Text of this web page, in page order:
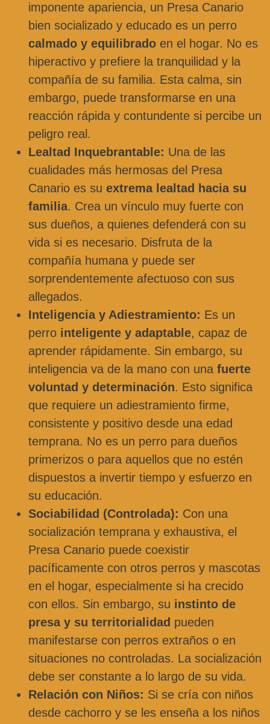
imponente apariencia, un Presa Canario
bien socializado y educado es un perro
calmado y equilibrado en el hogar. No es
hiperactivo y prefiere la tranquilidad y la
compañía de su familia. Esta calma, sin
embargo, puede transformarse en una
reacción rápida y contundente si percibe un
peligro real.
Lealtad Inquebrantable: Una de las
cualidades más hermosas del Presa
Canario es su extrema lealtad hacia su
familia. Crea un vínculo muy fuerte con
sus dueños, a quienes defenderá con su
vida si es necesario. Disfruta de la
compañía humana y puede ser
sorprendentemente afectuoso con sus
allegados.
Inteligencia y Adiestramiento: Es un
perro inteligente y adaptable, capaz de
aprender rápidamente. Sin embargo, su
inteligencia va de la mano con una fuerte
voluntad y determinación. Esto significa
que requiere un adiestramiento firme,
consistente y positivo desde una edad
temprana. No es un perro para dueños
primerizos o para aquellos que no estén
dispuestos a invertir tiempo y esfuerzo en
su educación.
Sociabilidad (Controlada): Con una
socialización temprana y exhaustiva, el
Presa Canario puede coexistir
pacíficamente con otros perros y mascotas
en el hogar, especialmente si ha crecido
con ellos. Sin embargo, su instinto de
presa y su territorialidad pueden
manifestarse con perros extraños o en
situaciones no controladas. La socialización
debe ser constante a lo largo de su vida.
Relación con Niños: Si se cría con niños
desde cachorro y se les enseña a los niños